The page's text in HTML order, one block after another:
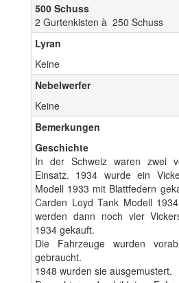
500 Schuss
2 Gurtenkisten à 250 Schuss
Lyran
Keine
Nebelwerfer
Keine
Bemerkungen
Geschichte
In der Schweiz waren zwei
Einsatz. 1934 wurde ein
Modell 1933 mit Blattfedern
Carden Loyd Tank Modell
werden dann noch vier
1934 gekauft.
Die Fahrzeuge wurden
gebraucht.
1948 wurden sie ausgemustert.